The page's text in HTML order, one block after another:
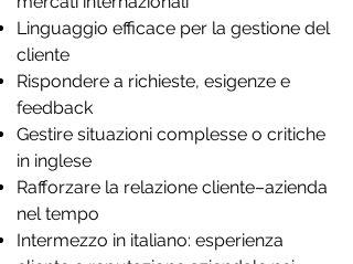
Linguaggio efficace per la gestione del
cliente
Rispondere a richieste, esigenze e
feedback
Gestire situazioni complesse o critiche
in inglese
Rafforzare la relazione cliente–azienda
nel tempo
Intermezzo in italiano: esperienza